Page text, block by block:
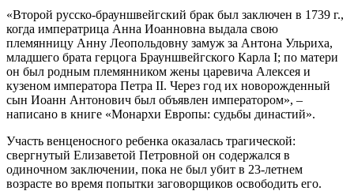
«Второй русско-брауншвейгский брак был заключен в 1739 г.,
когда императрица Анна Иоанновна выдала свою
племянницу Анну Леопольдовну замуж за Антона Ульриха,
младшего брата герцога Брауншвейгского Карла I; по матери
он был родным племянником жены царевича Алексея и
кузеном императора Петра II. Через год их новорожденный
сын Иоанн Антонович был объявлен императором», –
написано в книге «Монархи Европы: судьбы династий».
Участь венценосного ребенка оказалась трагической:
свергнутый Елизаветой Петровной он содержался в
одиночном заключении, пока не был убит в 23-летнем
возрасте во время попытки заговорщиков освободить его.